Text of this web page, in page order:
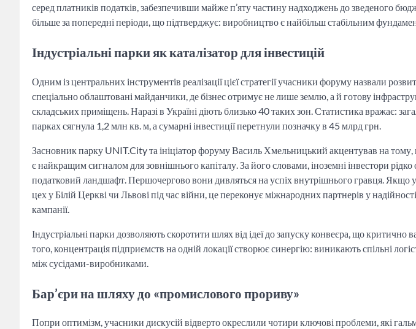
серед платників податків, забезпечивши майже п’яту частину надходжень до зведеного
більше за попередні періоди, що підтверджує: виробництво є найбільш стабільним
Індустріальні парки як каталізатор для інвестицій
Одним із центральних інструментів реалізації цієї стратегії учасники форуму назвали
спеціально облаштовані майданчики, де бізнес отримує не лише землю, а й готову
складських приміщень. Наразі в Україні діють близько 40 таких зон. Статистика вражає:
парках сягнула 1,2 млн кв. м, а сумарні інвестиції перетнули позначку в 45 млрд грн.
Засновник парку UNIT.City та ініціатор форуму Василь Хмельницький акцентував на
є найкращим сигналом для зовнішнього капіталу. За його словами, іноземні інвестори
податковий ландшафт. Першочергово вони дивляться на успіх внутрішнього гравця. Якщо
цех у Білій Церкві чи Львові під час війни, це переконує міжнародних партнерів у
кампанії.
Індустріальні парки дозволяють скоротити шлях від ідеї до запуску конвеєра, що критично
того, концентрація підприємств на одній локації створює синергію: виникають спільні
між сусідами-виробниками.
Бар’єри на шляху до «промислового прориву»
Попри оптимізм, учасники дискусій відверто окреслили чотири ключові проблеми, які